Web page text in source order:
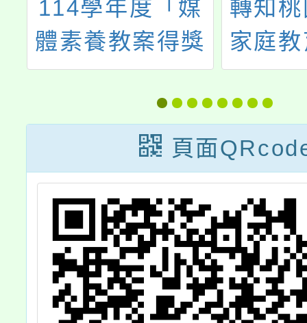
114學年度「媒
體素養教案得獎
經驗分享」研習
轉知
家庭
理小
程、
正向
下一
團體
幸福
年家
工作
頁面